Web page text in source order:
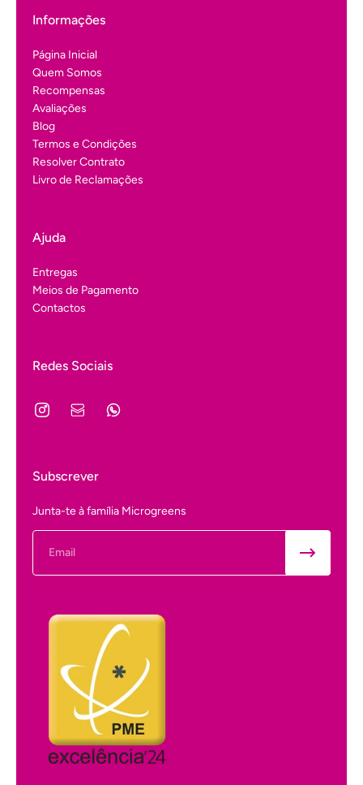
Informações
Página Inicial
Quem Somos
Recompensas
Avaliações
Blog
Termos e Condições
Resolver Contrato
Livro de Reclamações
Ajuda
Entregas
Meios de Pagamento
Contactos
Redes Sociais
Subscrever
Junta-te à família Microgreens